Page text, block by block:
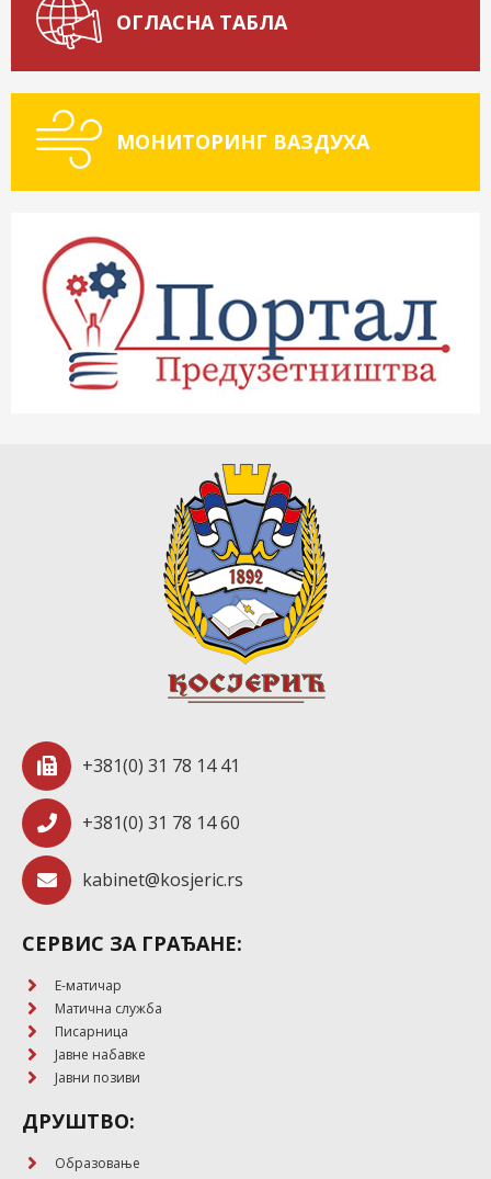
ОГЛАСНА ТАБЛА
МОНИТОРИНГ ВАЗДУХА
+381(0) 31 78 14 41
+381(0) 31 78 14 60
kabinet@kosjeric.rs
СЕРВИС ЗА ГРАЂАНЕ:
E-матичар
Матична служба
Писарница
Јавне набавке
Јавни позиви
ДРУШТВО:
Образовање